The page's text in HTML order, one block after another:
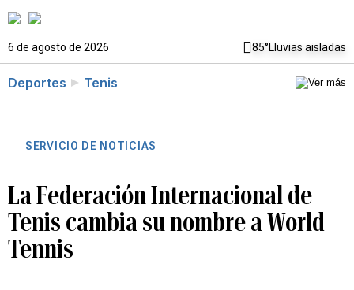
6 de agosto de 2026 85°Lluvias aisladas
Deportes Tenis
SERVICIO DE NOTICIAS
La Federación Internacional de
Tenis cambia su nombre a World
Tennis